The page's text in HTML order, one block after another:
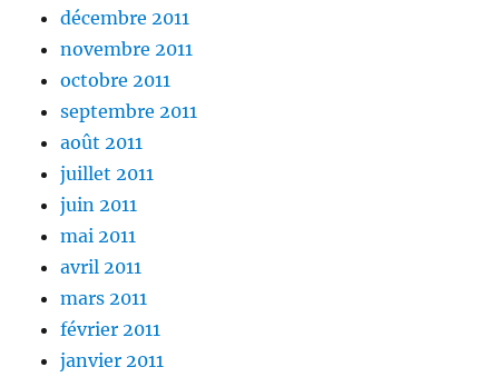
décembre 2011
novembre 2011
octobre 2011
septembre 2011
août 2011
juillet 2011
juin 2011
mai 2011
avril 2011
mars 2011
février 2011
janvier 2011